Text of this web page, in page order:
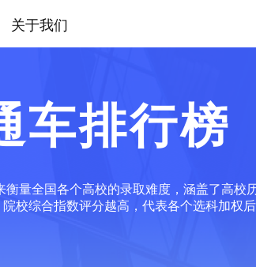
关于我们
车排行榜
量全国各个高校的录取难度，涵盖了高校
校综合指数评分越高，代表各个选科加权